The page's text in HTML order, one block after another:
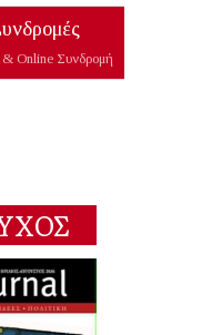
Online Συνδρομή